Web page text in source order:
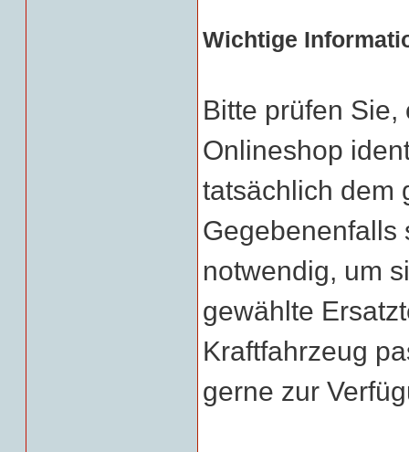
Wichtige
Bitte prüfen
Onlineshop
tatsächlich dem
Gegebenenfalls
notwendig, um
gewählte
Kraftfahrzeug
gerne zur